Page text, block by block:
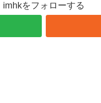
imhkをフォローする